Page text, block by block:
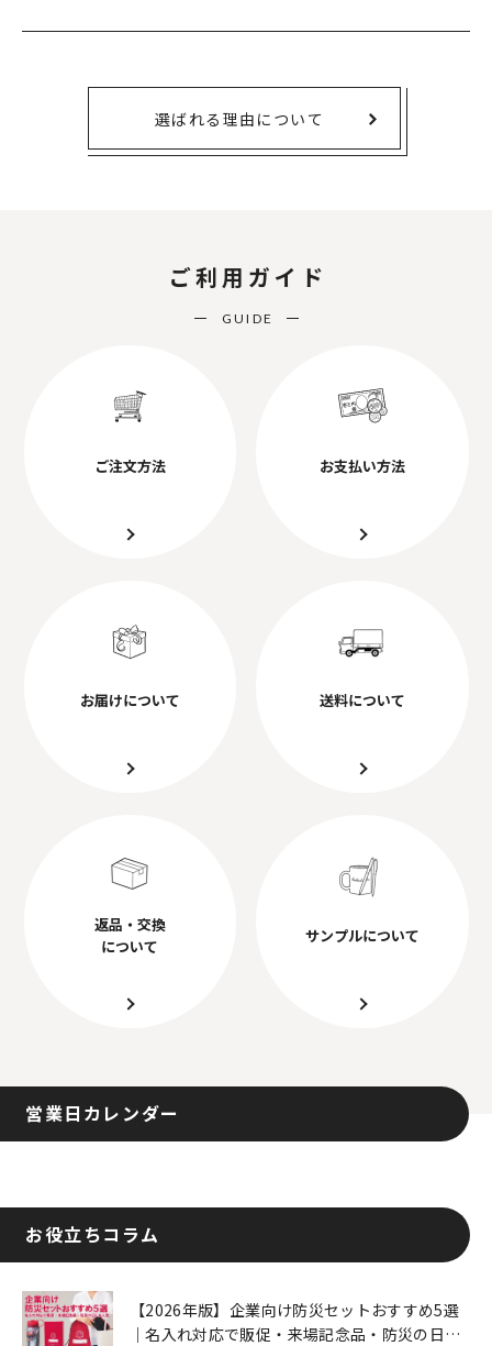
選ばれる理由について
ご利用ガイド
GUIDE
ご注文方法 お支払い方法
お届けについて 送料について
返品・交換
について
サンプルについて
営業日カレンダー
お役立ちコラム
【2026年版】企業向け防災セットおすすめ5選
｜名入れ対応で販促・来場記念品・防災の日に